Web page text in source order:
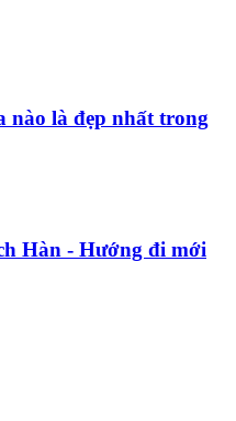
nào là đẹp nhất trong
Hàn - Hướng đi mới